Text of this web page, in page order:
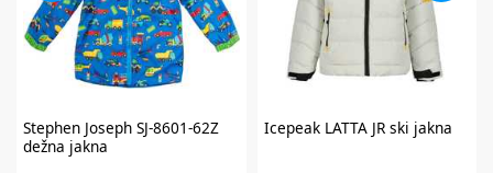
Stephen JosephSJ-8601-62Z
dežna jakna
IcepeakLATTA JR ski jakna